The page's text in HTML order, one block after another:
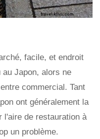
facile, et endroit
au Japon, alors ne
commercial. Tant
ont généralement la
l'aire de restauration à
un problème.